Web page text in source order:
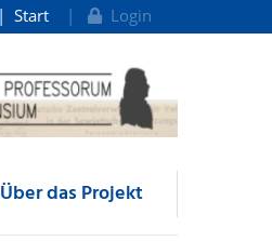
Start Login
Über das Projekt